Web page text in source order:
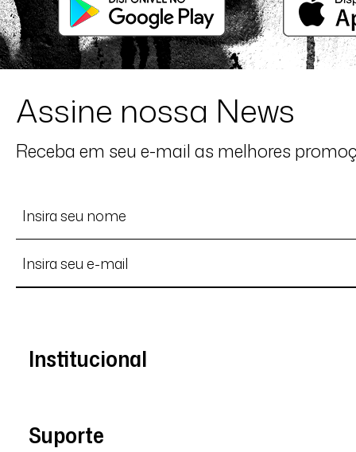
Assine nossa News
Receba em seu e-mail as melhores
Institucional
Suporte